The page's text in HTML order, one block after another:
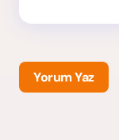
Yorum Yaz